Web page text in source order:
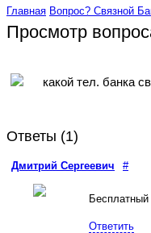
Главная Вопрос? Связной
Просмотр
какой тел. банка
Ответы (1)
Дмитрий Сергеевич #
Ответить